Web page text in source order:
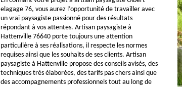
elagage 76, vous aurez l’opportunité de travailler avec
un vrai paysagiste passionné pour des résultats
répondant à vos attentes. Artisan paysagiste à
Hattenville 76640 porte toujours une attention
particulière à ses réalisations, il respecte les normes
requises ainsi que les souhaits de ses clients. Artisan
paysagiste à Hattenville propose des conseils avisés, des
techniques très élaborées, des tarifs pas chers ainsi que
des accompagnements professionnels tout au long de